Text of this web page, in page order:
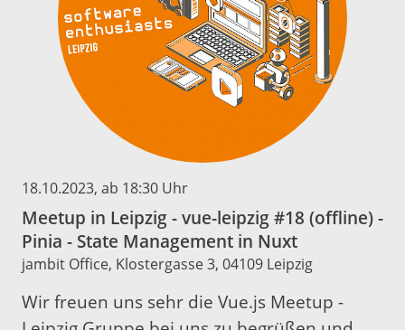
18.10.2023, ab 18:30 Uhr
Meetup in Leipzig - vue-leipzig #18 (offline) -
Pinia - State Management in Nuxt
jambit Office, Klostergasse 3, 04109 Leipzig
Wir freuen uns sehr die Vue.js Meetup -